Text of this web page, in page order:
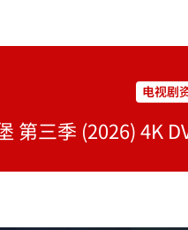
电视剧
第三季 (2026) 4K